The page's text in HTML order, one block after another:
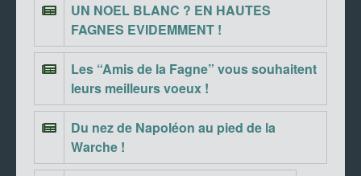
UN NOEL BLANC ? EN HAUTES
FAGNES EVIDEMMENT !
Les “Amis de la Fagne” vous souhaitent
leurs meilleurs voeux !
Du nez de Napoléon au pied de la
Warche !